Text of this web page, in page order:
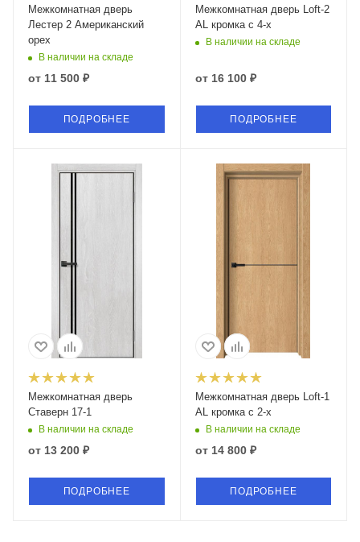
Межкомнатная дверь
Лестер 2 Американский
орех
В наличии на складе
от 11 500 ₽
ПОДРОБНЕЕ
Межкомнатная дверь Loft-2
AL кромка с 4-х
В наличии на складе
от 16 100 ₽
ПОДРОБНЕЕ
Межкомнатная дверь
Ставерн 17-1
В наличии на складе
от 13 200 ₽
ПОДРОБНЕЕ
Межкомнатная дверь Loft-1
AL кромка с 2-х
В наличии на складе
от 14 800 ₽
ПОДРОБНЕЕ